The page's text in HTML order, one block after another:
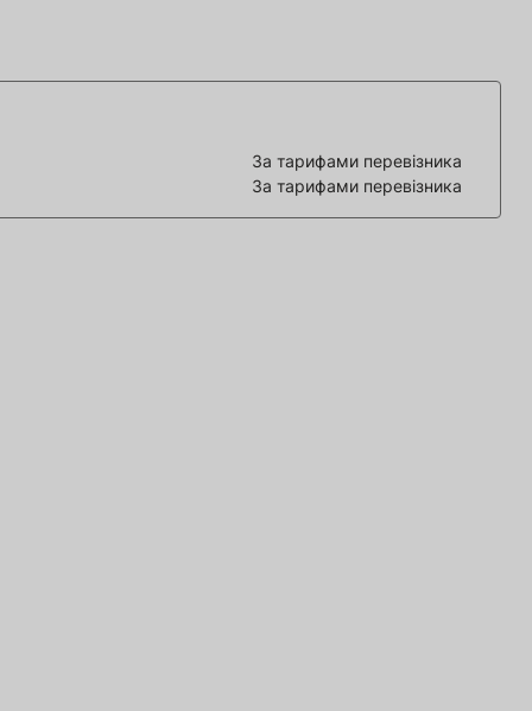
За тарифами перевізника
За тарифами перевізника